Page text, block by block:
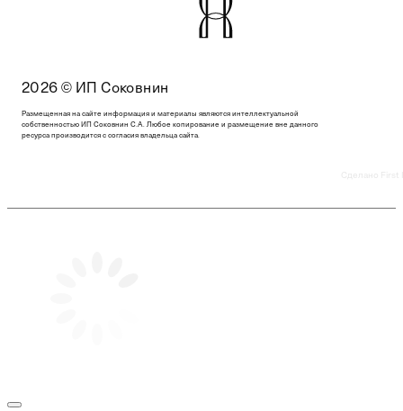
2026 © ИП Соковнин
Размещенная на сайте информация и материалы являются интеллектуальной
собственностью ИП Соковнин С.А. Любое копирование и размещение вне данного
ресурса производится с согласия владельца сайта.